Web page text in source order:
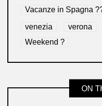
Vacanze in Spagna
venezia verona
Weekend ?
ON